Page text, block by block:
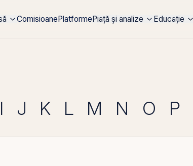
ComisioanePlatformePiață și analize Educație
I J K L M N O P